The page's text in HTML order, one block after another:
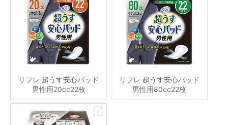
リフレ 超うす安心パッド
男性用20cc22枚
リフレ 超うす安心パッド
男性用80cc22枚